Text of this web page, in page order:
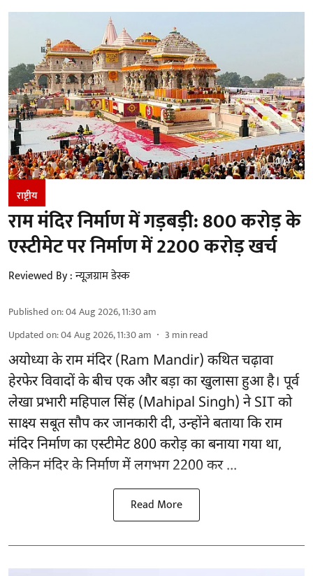
राष्ट्रीय
राम मंदिर निर्माण में गड़बड़ी: 800 करोड़ के
एस्टीमेट पर निर्माण में 2200 करोड़ खर्च
Reviewed By :न्यूज़ग्राम डेस्क
Published on:04 Aug 2026, 11:30 am
Updated on:04 Aug 2026, 11:30 am 3 min read
अयोध्या के राम मंदिर(Ram Mandir) कथित चढ़ावा
हेरफेर विवादों के बीच एक और बड़ा का खुलासा हुआ है। पूर्व
लेखा प्रभारी महिपाल सिंह (Mahipal Singh) ने SIT को
साक्ष्य सबूत सौप कर जानकारी दी, उन्होंने बताया कि राम
मंदिर निर्माण का एस्टीमेट 800 करोड़ का बनाया गया था,
लेकिन मंदिर के निर्माण में लगभग 2200 कर ...
Read More